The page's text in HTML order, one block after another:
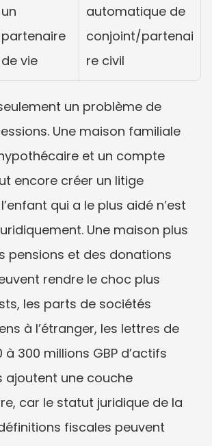
un
partenaire
de vie
automatique de
conjoint/partenai
re civil
un problème de
Une maison familiale
et un compte
encore créer un litige
qui a le plus aidé n’est
Une maison plus
pensions et des donations
rendre le choc plus
les parts de sociétés
à l’étranger, les lettres de
à 300 millions GBP d’actifs
ajoutent une couche
car le statut juridique de la
fiscales peuvent